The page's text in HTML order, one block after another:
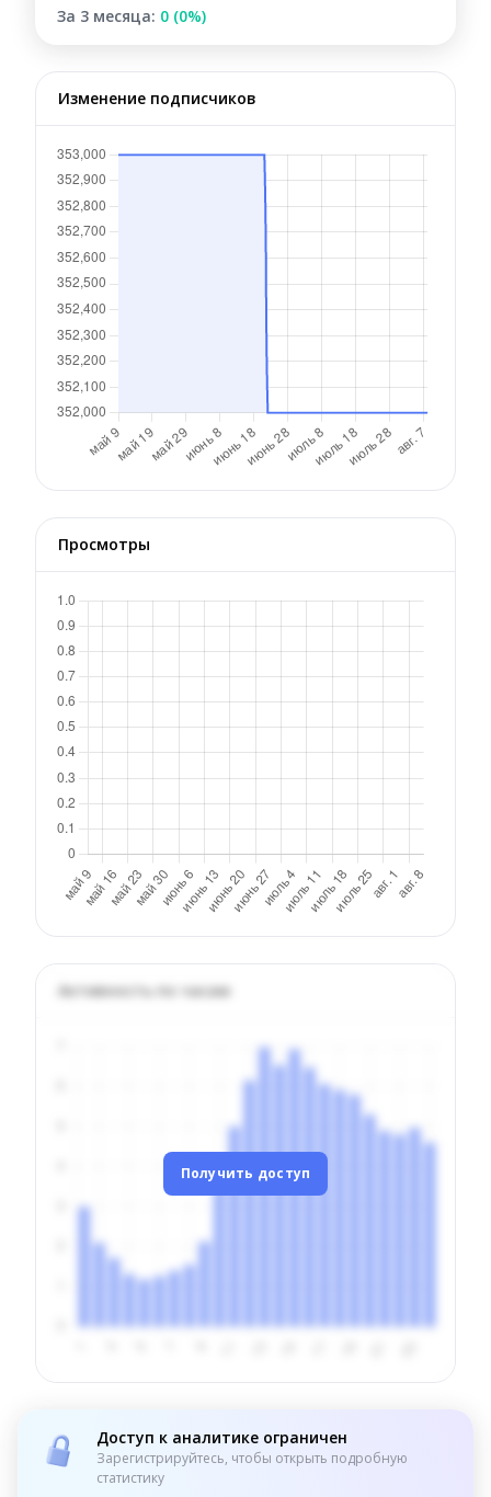
За 3 месяца: 0 (0%)
Изменение подписчиков
Просмотры
Активность по часам
Получить доступ
Доступ к аналитике ограничен
Зарегистрируйтесь, чтобы открыть подробную
статистику